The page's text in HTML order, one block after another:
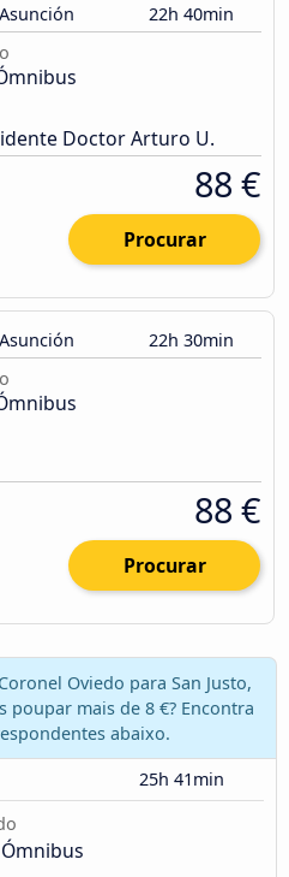
22h 40min
Doctor Arturo U.
88 €
Procurar
22h 30min
88 €
Procurar
Oviedo para San Justo,
poupar mais de 8 €? Encontra
abaixo.
25h 41min